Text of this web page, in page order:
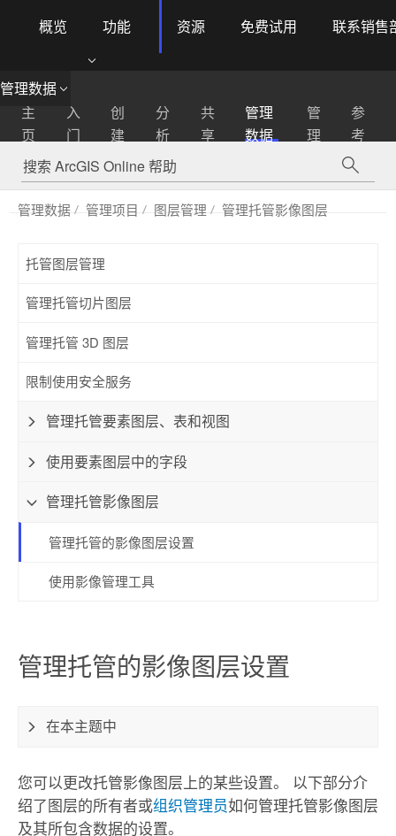
ArcGIS Online Menu
概览 功能 资源 免费试用 联系销售
管理数据
主
页
入
门
创
建
分
析
共
享
管理
数据
管
理
参
考
管理数据 管理项目 图层管理 管理托管影像图层
托管图层管理
管理托管切片图层
管理托管 3D 图层
限制使用安全服务
管理托管要素图层、表和视图
使用要素图层中的字段
管理托管影像图层
管理托管的影像图层设置
使用影像管理工具
管理托管的影像图层设置
在本主题中
您可以更改托管影像图层上的某些设置。 以下部分介
绍了图层的所有者或组织管理员如何管理托管影像图层
及其所包含数据的设置。